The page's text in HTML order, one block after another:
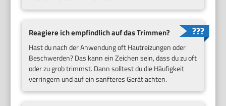
Reagiere ich empfindlich auf das Trimmen?
Hast du nach der Anwendung oft Hautreizungen oder
Beschwerden? Das kann ein Zeichen sein, dass du zu oft
oder zu grob trimmst. Dann solltest du die Häufigkeit
verringern und auf ein sanfteres Gerät achten.